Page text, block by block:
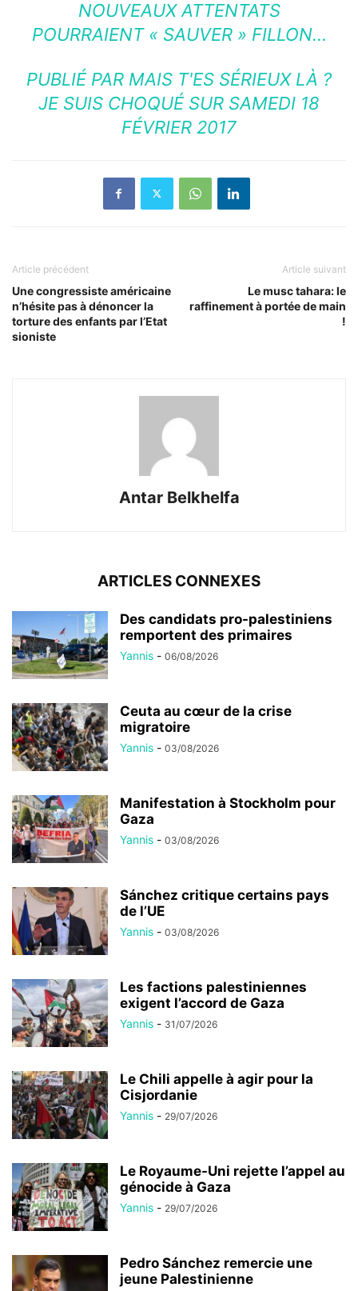
NOUVEAUX ATTENTATS
POURRAIENT « SAUVER » FILLON…
PUBLIÉ PAR MAIS T'ES SÉRIEUX LÀ ?
JE SUIS CHOQUÉSUR SAMEDI 18
FÉVRIER 2017
Article précédent
Une congressiste américaine
n’hésite pas à dénoncer la
torture des enfants par l’Etat
sioniste
Article suivant
Le musc tahara: le
raffinement à portée de main
!
Antar Belkhelfa
ARTICLES CONNEXES
Des candidats pro-palestiniens
remportent des primaires
Yannis - 06/08/2026
Ceuta au cœur de la crise
migratoire
Yannis - 03/08/2026
Manifestation à Stockholm pour
Gaza
Yannis - 03/08/2026
Sánchez critique certains pays
de l’UE
Yannis - 03/08/2026
Les factions palestiniennes
exigent l’accord de Gaza
Yannis - 31/07/2026
Le Chili appelle à agir pour la
Cisjordanie
Yannis - 29/07/2026
Le Royaume-Uni rejette l’appel au
génocide à Gaza
Yannis - 29/07/2026
Pedro Sánchez remercie une
jeune Palestinienne